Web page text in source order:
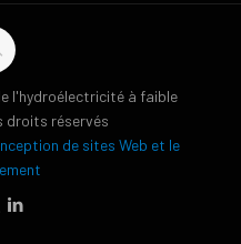
l'hydroélectricité à faible
droits réservés
de sites Web et le